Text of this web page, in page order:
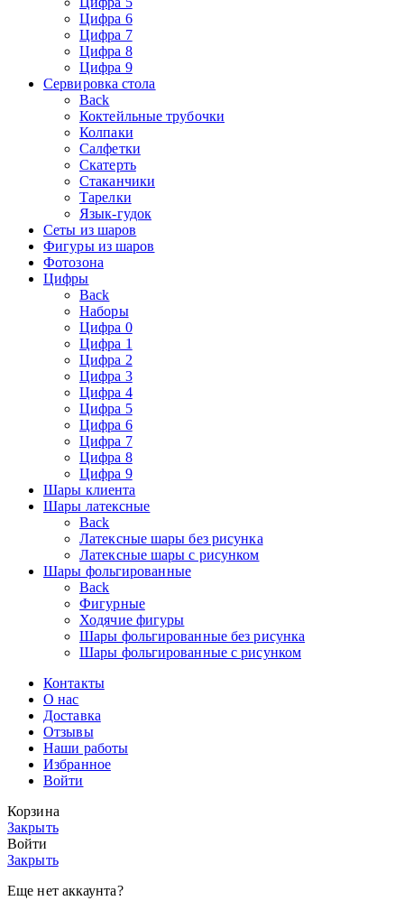
Цифра 6
Цифра 7
Цифра 8
Цифра 9
Сервировка стола
Back
Коктейльные трубочки
Колпаки
Салфетки
Скатерть
Стаканчики
Тарелки
Язык-гудок
Сеты из шаров
Фигуры из шаров
Фотозона
Цифры
Back
Наборы
Цифра 0
Цифра 1
Цифра 2
Цифра 3
Цифра 4
Цифра 5
Цифра 6
Цифра 7
Цифра 8
Цифра 9
Шары клиента
Шары латексные
Back
Латексные шары без рисунка
Латексные шары с рисунком
Шары фольгированные
Back
Фигурные
Ходячие фигуры
Шары фольгированные без рисунка
Шары фольгированные с рисунком
Контакты
О нас
Доставка
Отзывы
Наши работы
Избранное
Войти
Корзина
Закрыть
Войти
Закрыть
Еще нет аккаунта?